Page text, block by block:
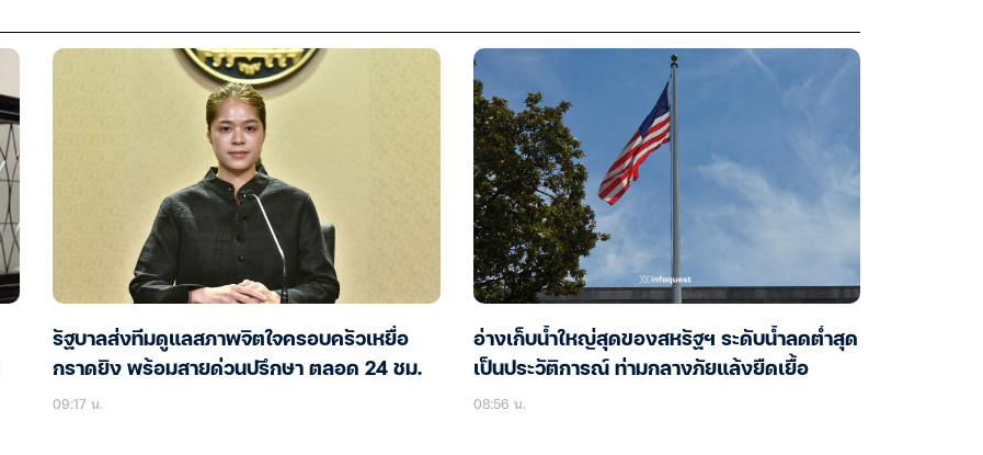
รัฐบาลส่งทีมดูแลสภาพจิตใจครอบครัวเหยื่อ
กราดยิง พร้อมสายด่วนปรึกษา ตลอด 24 ชม.
09:17 น.
อ่างเก็บน้ำใหญ่สุดของสหรัฐฯ ระดับน้ำลดต่ำสุด
เป็นประวัติการณ์ ท่ามกลางภัยแล้งยืดเยื้อ
08:56 น.